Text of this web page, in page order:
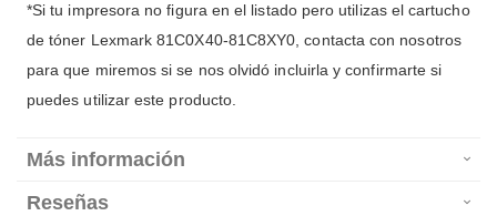
*Si tu impresora no figura en el listado pero utilizas el cartucho
de tóner Lexmark 81C0X40-81C8XY0, contacta con nosotros
para que miremos si se nos olvidó incluirla y confirmarte si
puedes utilizar este producto.
Más información
Reseñas